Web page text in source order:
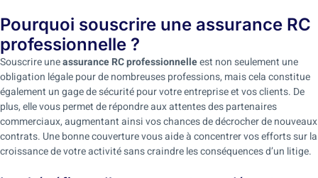
Pourquoi souscrire une assurance RC
professionnelle ?
Souscrire uneassurance RC professionnelleest non seulement une
obligation légale pour de nombreuses professions, mais cela constitue
également un gage de sécurité pour votre entreprise et vos clients. De
plus, elle vous permet de répondre aux attentes des partenaires
commerciaux, augmentant ainsi vos chances de décrocher de nouveaux
contrats. Une bonne couverture vous aide à concentrer vos efforts sur la
croissance de votre activité sans craindre les conséquences d’un litige.